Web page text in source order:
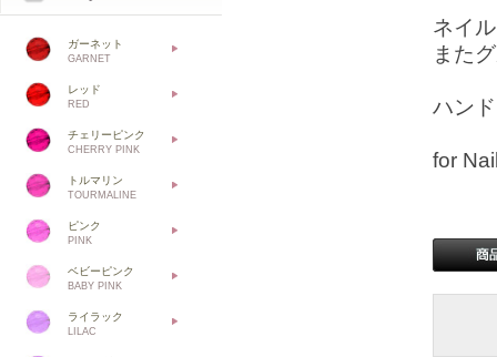
ガーネット
GARNET
レッド
RED
チェリーピンク
CHERRY PINK
トルマリン
TOURMALINE
ピンク
PINK
ベビーピンク
BABY PINK
ライラック
LILAC
ネイ
また
ハン
for